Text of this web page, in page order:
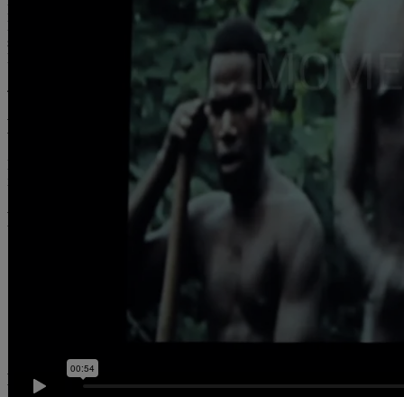
La biennale serait incomplète sans son catalogue. Coproduit avec la
Boyadjian, Françoise Docquiert, Sophie Hackett et Bénédicte
spécialement pour l’ouvrage. Le lancement de la publication aura
Kerber Verlag.
45 $, 176 pages, disponible en français et en anglais
MOMENTA Créatif – Activités autour des
Nommé MOMENTA Créatif, le programme de médiation de
impliquant des pratiques présentées à la Galerie de l’UQAM.
Partenaires
Documents liés